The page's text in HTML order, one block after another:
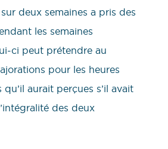
deux semaines a pris des
les semaines
ci peut prétendre au
pour les heures
aurait perçues s’il avait
des deux